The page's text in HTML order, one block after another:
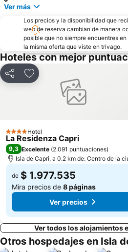
La Ruta de los Dioses
Via Chiaia
Ver más
Los precios y la disponibilidad que
web de reserva cambian de manera
posible que no siempre encuentres
la misma oferta que viste en trivago.
Hoteles con mejor
CompartirAgregar a favoritos
4 Estrellas
Hotel
La Residenza Capri
9,3 Excelente (2.091 puntuaciones)
Isla de Capri, a 0.2 km de: Centro de la
de $ 1.977.535
Mira precios de 8 páginas
Ver precios
Ver todos los alojamientos
Otros hospedajes en Isla